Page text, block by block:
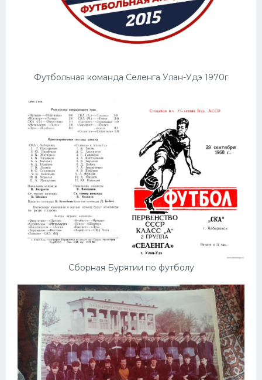
Футбольная команда Селенга Улан-Удэ 1970г
Сборная Бурятии по футболу